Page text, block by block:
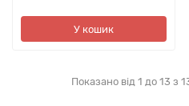
У кошик
Показано від 1 до 13 з